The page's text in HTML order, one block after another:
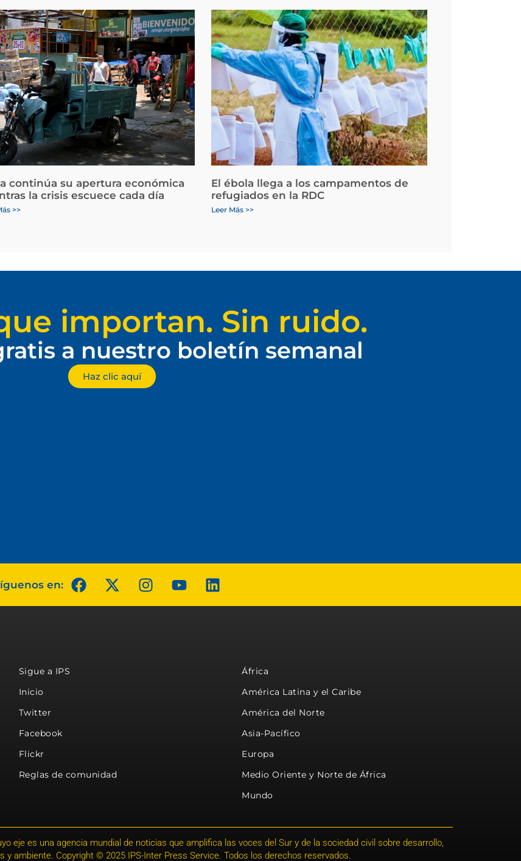
continúa su apertura económica
la crisis escuece cada día
>>
El ébola llega a los campamentos de
refugiados en la RDC
Leer Más >>
importan. Sin ruido.
a nuestro boletín semanal
Haz clic aquí
en:
Sigue a IPS
Inicio
Twitter
Facebook
Flickr
Reglas de comunidad
África
América Latina y el Caribe
América del Norte
Asia-Pacífico
Europa
Medio Oriente y Norte de África
Mundo
eje es una agencia mundial de noticias que amplifica las voces del Sur y de la sociedad civil sobre desarrollo,
y ambiente. Copyright © 2025 IPS-Inter Press Service. Todos los derechos reservados.